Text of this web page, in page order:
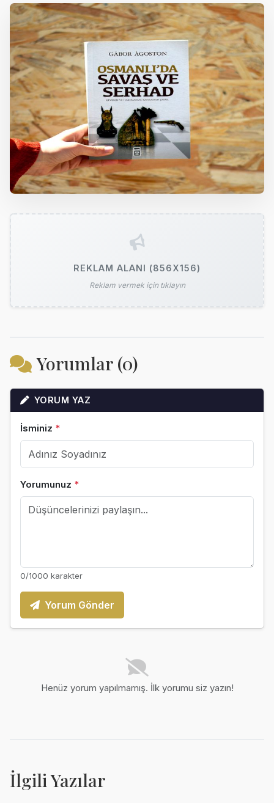
REKLAM ALANI (856X156)
Reklam vermek için tıklayın
Yorumlar (0)
YORUM YAZ
İsminiz *
Yorumunuz *
0/1000 karakter
Yorum Gönder
Henüz yorum yapılmamış. İlk yorumu siz yazın!
İlgili Yazılar